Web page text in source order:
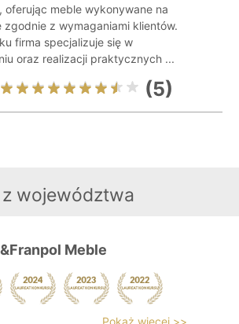
oferując meble wykonywane na
zgodnie z wymaganiami klientów.
firma specjalizuje się w
oraz realizacji praktycznych ...
(5)
województwa
Meble
Pokaż więcej >>